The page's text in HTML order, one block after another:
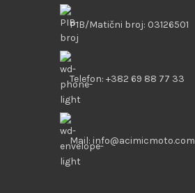
PIB/Matični broj: 03126501
Telefon: +382 69 88 77 33
Mail: info@acimicmoto.com